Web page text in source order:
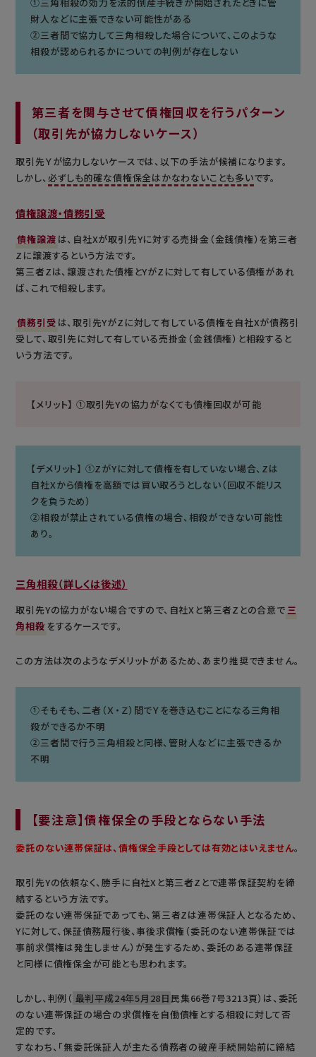
①三角相殺の効力を法的倒産手続きが開始されたときに管
財人などに主張できない可能性がある
②三者間で協力して三角相殺した場合について、このような
相殺が認められるかについての判例が存在しない
第三者を関与させて債権回収を行うパターン
（取引先が協力しないケース）
取引先Ｙが協力しないケースでは、以下の手法が候補になります。
しかし、必ずしも的確な債権保全はかなわないことも多いです。
債権譲渡・債務引受
債権譲渡 は、自社Xが取引先Yに対する売掛金（金銭債権）を第三者
Zに譲渡するという方法です。
第三者Zは、譲渡された債権とYがZに対して有している債権があれ
ば、これで相殺します。
債務引受 は、取引先YがZに対して有している債権を自社Xが債務引
受して、取引先に対して有している売掛金（金銭債権）と相殺すると
いう方法です。
【メリット】 ①取引先Yの協力がなくても債権回収が可能
【デメリット】 ①ZがYに対して債権を有していない場合、Zは
自社Xから債権を高額では買い取ろうとしない（回収不能リス
クを負うため）
②相殺が禁止されている債権の場合、相殺ができない可能性
あり。
三角相殺（詳しくは後述）
取引先Yの協力がない場合ですので、自社Xと第三者Zとの合意で三
角相殺 をするケースです。
この方法は次のようなデメリットがあるため、あまり推奨できません。
①そもそも、二者（Ｘ・Ｚ）間でＹを巻き込むことになる三角相
殺ができるか不明
②三者間で行う三角相殺と同様、管財人などに主張できるか
不明
【要注意】債権保全の手段とならない手法
委託のない連帯保証は、債権保全手段としては有効とはいえません。
取引先Yの依頼なく、勝手に自社Xと第三者Zとで連帯保証契約を締
結するという方法です。
委託のない連帯保証であっても、第三者Zは連帯保証人となるため、
Yに対して、保証債務履行後、事後求償権（委託のない連帯保証では
事前求償権は発生しません）が発生するため、委託のある連帯保証
と同様に債権保全が可能とも思われます。
しかし、判例（ 最判平成24年5月28日民集66巻7号3213頁）は、委託
のない連帯保証の場合の求償権を自働債権とする相殺に対して否
定的です。
すなわち、「無委託保証人が主たる債務者の破産手続開始前に締結